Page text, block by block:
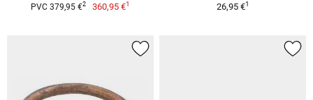
PVC 379,95 €2 360,95 €1
26,95 €1